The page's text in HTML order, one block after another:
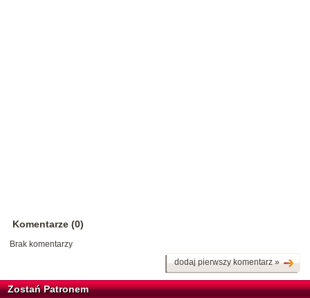
Komentarze (0)
Brak komentarzy
dodaj pierwszy komentarz »
Zostań Patronem